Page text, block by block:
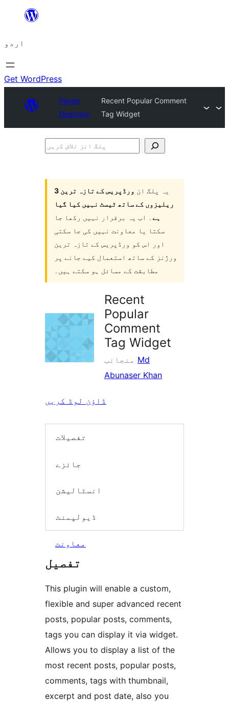
چھوڑیں
پر
جائیں
اردو
Get WordPress
Plugin
Directory
Recent Popular Comment
Tag Widget
پلگ
کریں
یہ پلگ ان
ورڈپریس کے تازہ ترین 3
ریلیزوں کے ساتھ ٹیسٹ نہیں کیا گیا
ہے ۔ اب یہ برقرار نہیں رکھا جا
سکتا یا معاونت نہیں کی جا سکتی
اور اس کو ورڈپریس کے تازہ ترین
ورژنز کے ساتھ استعمال کیے جانے پر
مطابقت کے مسائل ہو سکتے ہیں۔
Recent
Popular
Comment
Tag Widget
Md
Abunaser Khan
ڈاؤن لوڈ کریں
تفصیلات
جائزے
انسٹالیشن
ڈیولپمنٹ
معاونت
تفصیل
This plugin will enable a custom,
flexible and super advanced recent
posts, popular posts, comments,
tags you can display it via widget.
Allows you to display a list of the
most recent posts, popular posts,
comments, tags with thumbnail,
excerpt and post date, also you